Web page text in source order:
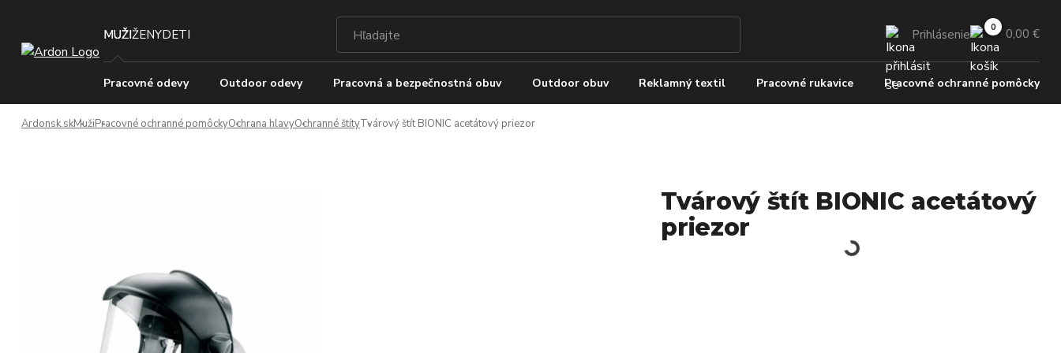
MUŽIŽENYDETI Prihlásenie 0,00 €
Pracovné odevy Outdoor odevy Pracovná a bezpečnostná obuv Outdoor obuv Reklamný textil Pracovné rukavice Pracovné ochranné pomôcky
Ardonsk.skMužiPracovné ochranné pomôckyOchrana hlavyOchranné štítyTvárový štít BIONIC acetátový priezor
Tvárový štít BIONIC acetátový
priezor